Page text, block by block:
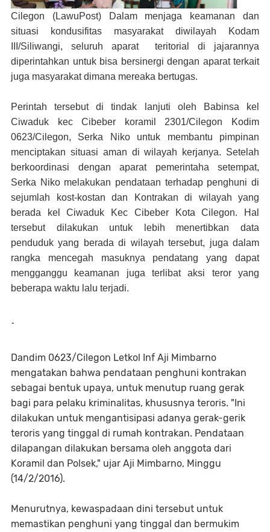
Cilegon (LawuPost)
Dalam menjaga keamanan dan
situasi kondusifitas masyarakat diwilayah Kodam
III/Siliwangi, seluruh aparat teritorial di jajarannya
diperintahkan untuk bisa bersinergi dengan aparat terkait
juga masyarakat dimana mereaka bertugas.
Perintah tersebut di tindak lanjuti oleh Babinsa kel
Ciwaduk kec Cibeber koramil 2301/Cilegon Kodim
0623/Cilegon, Serka Niko untuk membantu pimpinan
menciptakan situasi aman di wilayah kerjanya. Setelah
berkoordinasi dengan aparat pemerintaha setempat,
Serka Niko melakukan pendataan terhadap penghuni di
sejumlah kost-kostan dan Kontrakan di wilayah yang
berada kel Ciwaduk Kec Cibeber Kota Cilegon. Hal
tersebut dilakukan untuk lebih menertibkan data
penduduk yang berada di wilayah tersebut, juga dalam
rangka mencegah masuknya pendatang yang dapat
mengganggu keamanan juga terlibat aksi teror yang
beberapa waktu lalu terjadi.
-
Dandim 0623/Cilegon Letkol Inf Aji Mimbarno
mengatakan bahwa pendataan penghuni kontrakan
sebagai bentuk upaya, untuk menutup ruang gerak
bagi para pelaku kriminalitas, khususnya teroris. "Ini
dilakukan untuk mengantisipasi adanya gerak-gerik
teroris yang tinggal di rumah kontrakan. Pendataan
dilapangan dilakukan bersama oleh anggota dari
Koramil dan Polsek," ujar Aji Mimbarno, Minggu
(14/2/2016).
Menurutnya, kewaspadaan dini tersebut untuk
memastikan penghuni yang tinggal dan bermukim